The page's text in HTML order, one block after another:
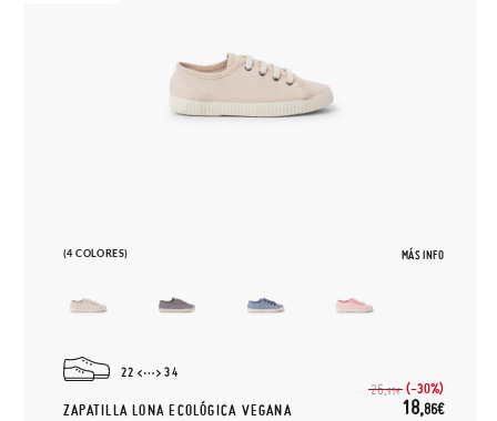
(4 COLORES) MÁS INFO
22 34
ZAPATILLA LONA ECOLÓGICA VEGANA
26,95€ (-30%)
18,86€